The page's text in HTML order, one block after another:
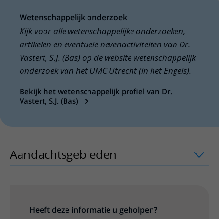
Wetenschappelijk onderzoek
Kijk voor alle wetenschappelijke onderzoeken,
artikelen en eventuele nevenactiviteiten van Dr.
Vastert, S.J. (Bas) op de website wetenschappelijk
onderzoek van het UMC Utrecht (in het Engels).
Bekijk het wetenschappelijk profiel van Dr.
Vastert, S.J. (Bas)
Aandachtsgebieden uitklapper, klik
Heeft deze informatie u geholpen?